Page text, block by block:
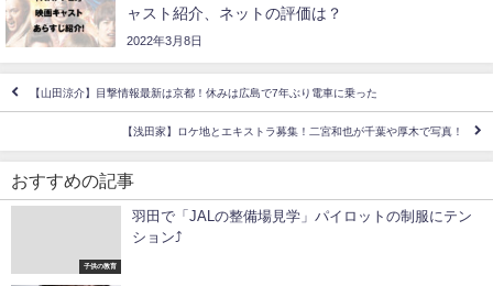
ャスト紹介、ネットの評価は？
2022年3月8日
【山田涼介】目撃情報最新は京都！休みは広島で7年ぶり電車に乗った
【浅田家】ロケ地とエキストラ募集！二宮和也が千葉や厚木で写真！
おすすめの記事
子供の教育
羽田で「JALの整備場見学」パイロットの制服にテン
ション⤴